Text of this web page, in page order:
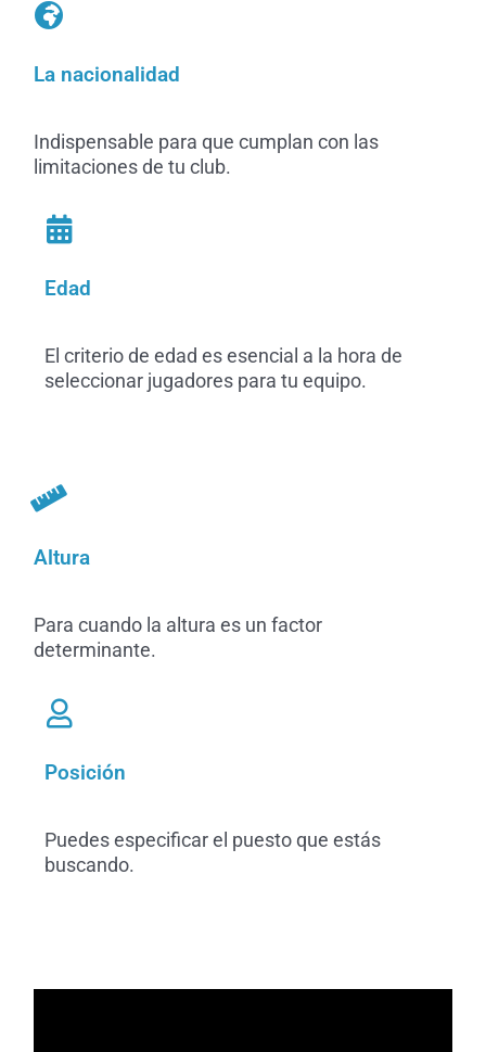
La nacionalidad
Indispensable para que cumplan con las
limitaciones de tu club.
Edad
El criterio de edad es esencial a la hora de
seleccionar jugadores para tu equipo.
Altura
Para cuando la altura es un factor
determinante.
Posición
Puedes especificar el puesto que estás
buscando.